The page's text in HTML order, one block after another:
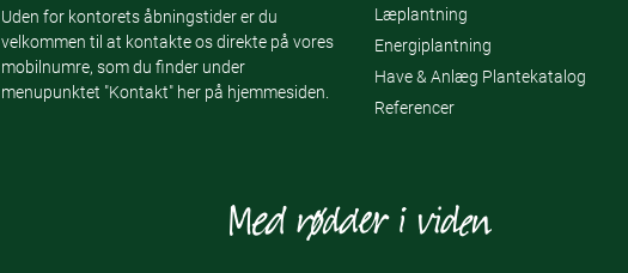
Uden for kontorets åbningstider er du
velkommen til at kontakte os direkte på vores
mobilnumre, som du finder under
menupunktet "Kontakt" her på hjemmesiden.
Læplantning
Energiplantning
Have & Anlæg Plantekatalog
Referencer